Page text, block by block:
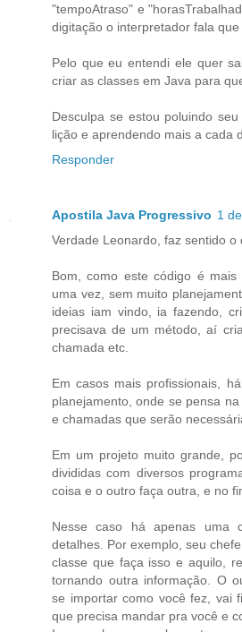
"tempoAtraso" e
digitação o interpretador fala que
Pelo que eu entendi ele quer
criar as classes em Java para
Desculpa se estou poluindo
lição e aprendendo mais a cada
Responder
Apostila Java Progressivo 1
Verdade Leonardo, faz sentido o
Bom, como este código é
uma vez, sem muito
ideias iam vindo, ia fazendo,
precisava de um método, aí
chamada etc.
Em casos mais profissionais,
planejamento, onde se pensa
e chamadas que serão
Em um projeto muito grande,
divididas com diversos
coisa e o outro faça outra, e no
Nesse caso há apenas uma
detalhes. Por exemplo, seu
classe que faça isso e aquilo,
tornando outra informação. O
se importar como você fez, vai
que precisa mandar pra você e